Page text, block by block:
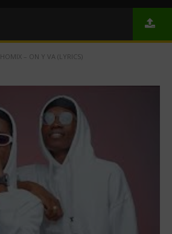
HOMIX – ON Y VA (LYRICS)